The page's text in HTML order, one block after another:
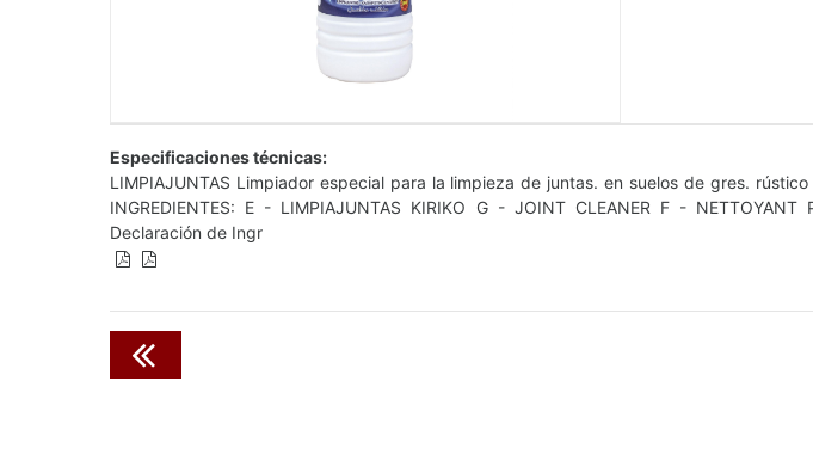
Especificaciones técnicas:
LIMPIAJUNTAS Limpiador especial para la limpieza de juntas. en suelos de gres.
INGREDIENTES: E - LIMPIAJUNTAS KIRIKO G - JOINT CLEANER F -
Declaración de Ingr